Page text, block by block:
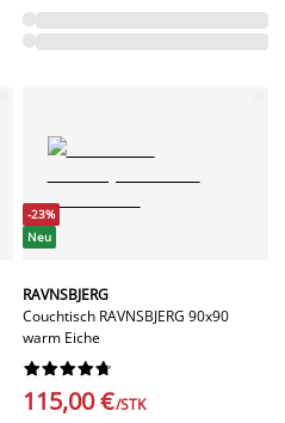
-23%
Neu
RAVNSBJERG
Couchtisch RAVNSBJERG 90x90
warm Eiche






115,00 €/STK